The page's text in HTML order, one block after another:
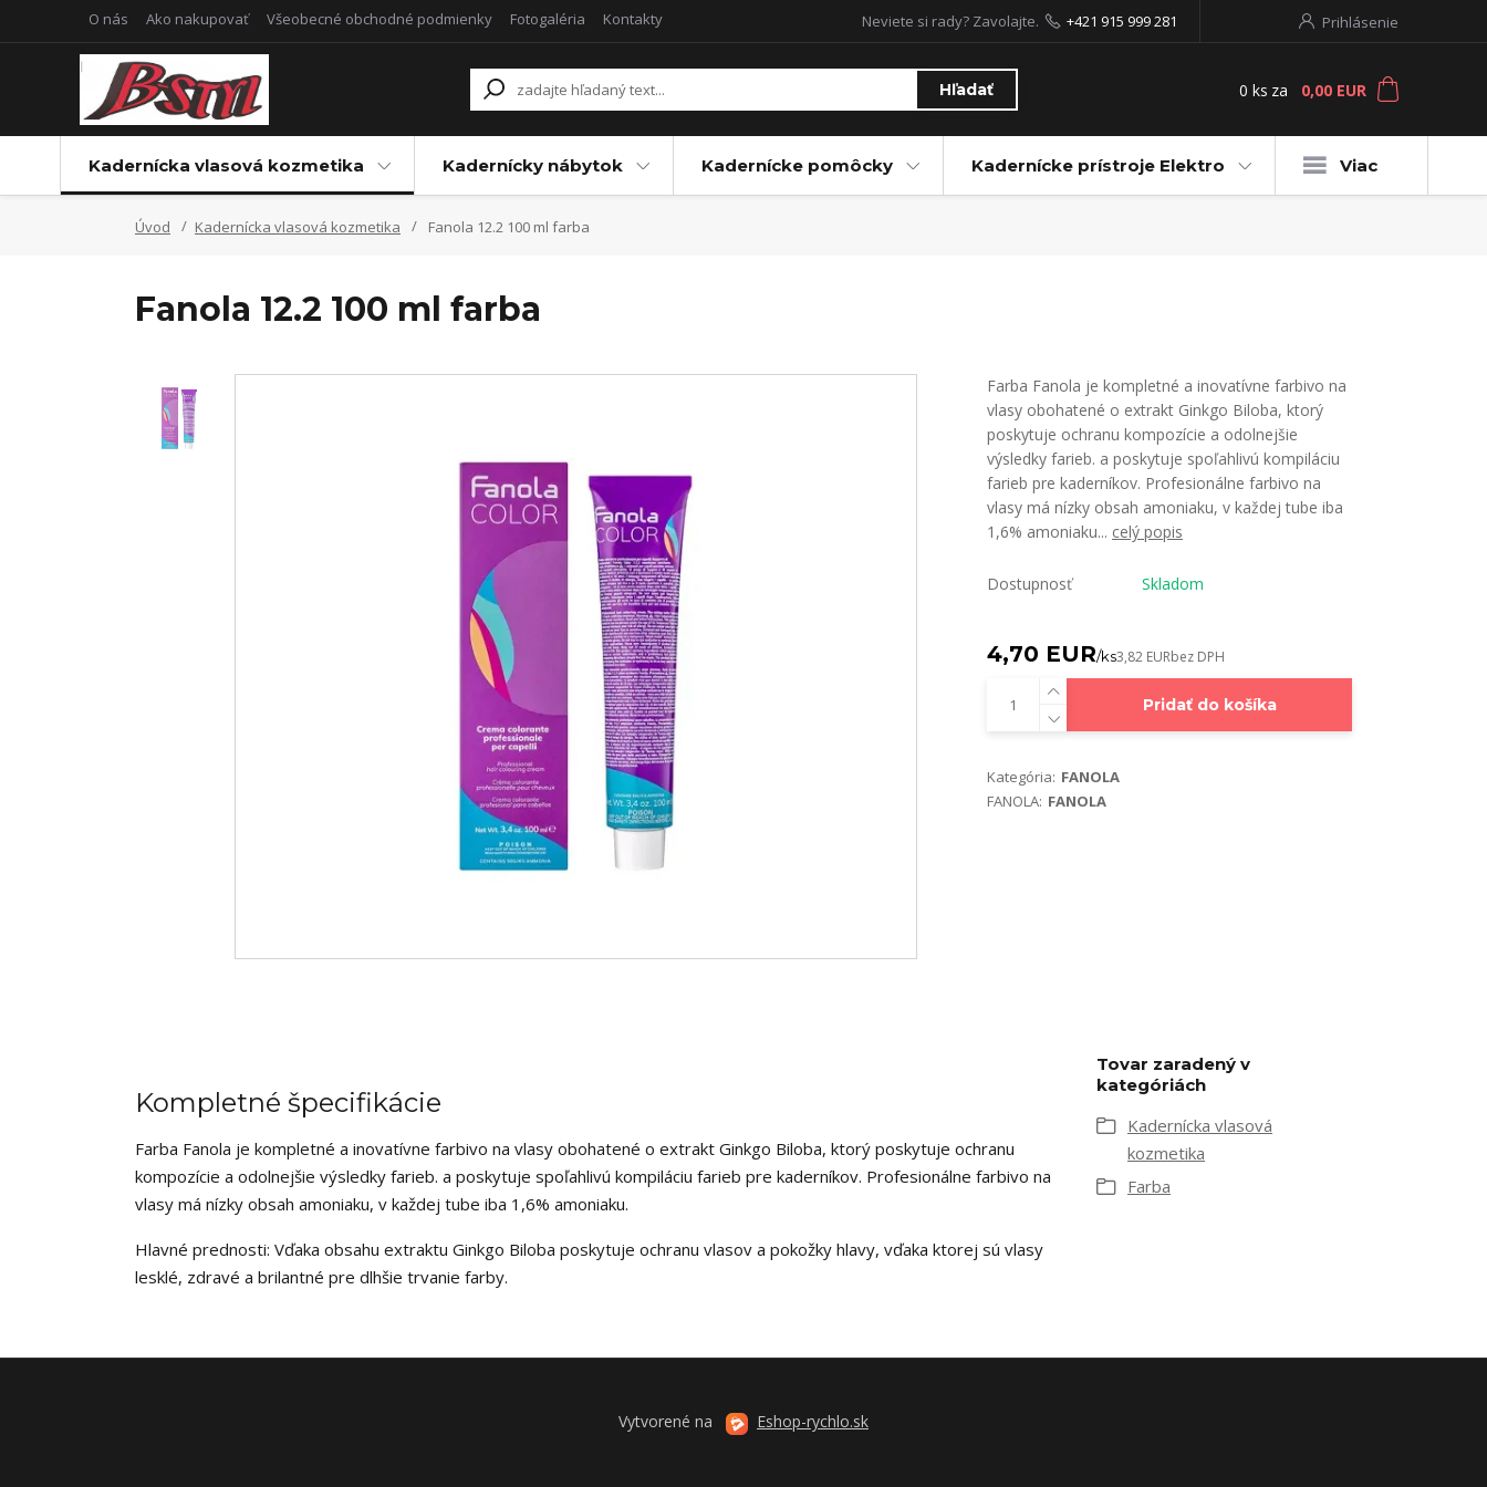
O nás Ako nakupovať Všeobecné obchodné podmienky Fotogaléria Kontakty Prihlásenie
Hľadať
Neviete si rady? Zavolajte. +421 915 999 281
0 ks za 0,00 EUR
Kadernícka vlasová kozmetika Kadernícky nábytok Kadernícke pomôcky Kadernícke prístroje Elektro Viac
Úvod Kadernícka vlasová kozmetika Fanola 12.2 100 ml farba
Fanola 12.2 100 ml farba
Farba Fanola je kompletné a inovatívne farbivo na
vlasy obohatené o extrakt Ginkgo Biloba, ktorý
poskytuje ochranu kompozície a odolnejšie
výsledky farieb. a poskytuje spoľahlivú kompiláciu
farieb pre kaderníkov. Profesionálne farbivo na
vlasy má nízky obsah amoniaku, v každej tube iba
1,6% amoniaku... celý popis
Dostupnosť Skladom
4,70 EUR/ks3,82 EURbez DPH
Pridať do košíka
Kategória: FANOLA
FANOLA: FANOLA
Kompletné špecifikácie
Farba Fanola je kompletné a inovatívne farbivo na vlasy obohatené o extrakt Ginkgo Biloba, ktorý poskytuje ochranu
kompozície a odolnejšie výsledky farieb. a poskytuje spoľahlivú kompiláciu farieb pre kaderníkov. Profesionálne farbivo na
vlasy má nízky obsah amoniaku, v každej tube iba 1,6% amoniaku.
Hlavné prednosti: Vďaka obsahu extraktu Ginkgo Biloba poskytuje ochranu vlasov a pokožky hlavy, vďaka ktorej sú vlasy
lesklé, zdravé a brilantné pre dlhšie trvanie farby.
Tovar zaradený v
kategóriách
Kadernícka vlasová
kozmetika
Farba
Vytvorené na Eshop-rychlo.sk